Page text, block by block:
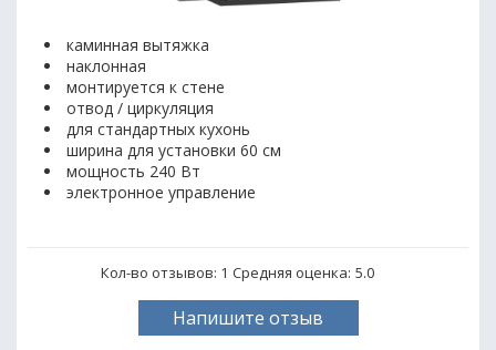
каминная вытяжка
наклонная
монтируется к стене
отвод / циркуляция
для стандартных кухонь
ширина для установки 60 см
мощность 240 Вт
электронное управление
Кол-во отзывов: 1 Средняя оценка: 5.0
Напишите отзыв